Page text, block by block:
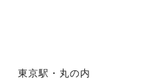
東京駅・丸の内